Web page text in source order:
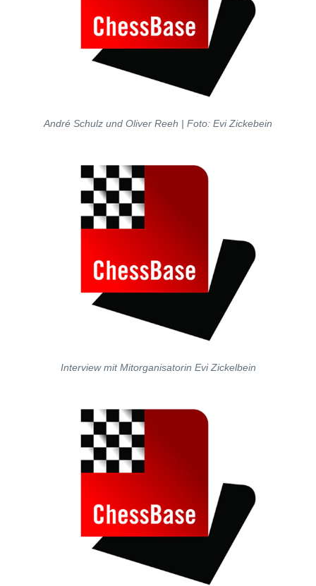
André Schulz und Oliver Reeh | Foto: Evi Zickebein
Interview mit Mitorganisatorin Evi Zickelbein